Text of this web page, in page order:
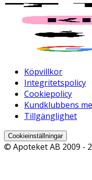
Köpvillkor
Integritetspolicy
Cookiepolicy
Kundklubbens
Tillgänglighet
Cookieinställningar
© Apoteket AB 2009 -